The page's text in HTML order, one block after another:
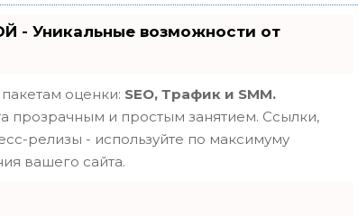
- Уникальные возможности от
оценки: SEO, Трафик и SMM.
прозрачным и простым занятием. Ссылки,
релизы - используйте по максимуму
вашего сайта.